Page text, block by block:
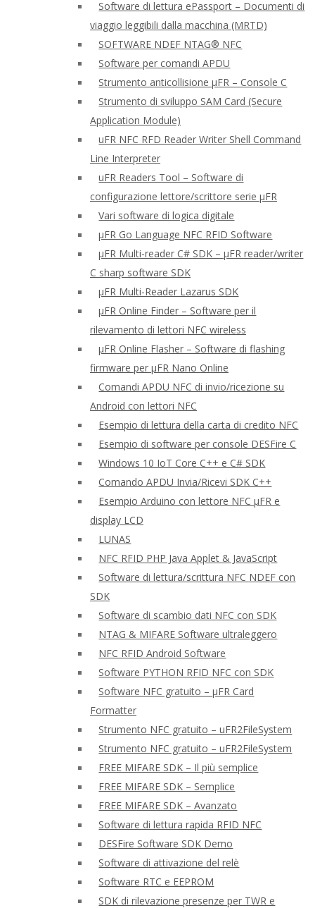
Software di lettura ePassport – Documenti di
viaggio leggibili dalla macchina (MRTD)
SOFTWARE NDEF NTAG® NFC
Software per comandi APDU
Strumento anticollisione μFR – Console C
Strumento di sviluppo SAM Card (Secure
Application Module)
uFR NFC RFD Reader Writer Shell Command
Line Interpreter
uFR Readers Tool – Software di
configurazione lettore/scrittore serie μFR
Vari software di logica digitale
μFR Go Language NFC RFID Software
μFR Multi-reader C# SDK – μFR reader/writer
C sharp software SDK
μFR Multi-Reader Lazarus SDK
μFR Online Finder – Software per il
rilevamento di lettori NFC wireless
μFR Online Flasher – Software di flashing
firmware per μFR Nano Online
Comandi APDU NFC di invio/ricezione su
Android con lettori NFC
Esempio di lettura della carta di credito NFC
Esempio di software per console DESFire C
Windows 10 IoT Core C++ e C# SDK
Comando APDU Invia/Ricevi SDK C++
Esempio Arduino con lettore NFC μFR e
display LCD
LUNAS
NFC RFID PHP Java Applet & JavaScript
Software di lettura/scrittura NFC NDEF con
SDK
Software di scambio dati NFC con SDK
NTAG & MIFARE Software ultraleggero
NFC RFID Android Software
Software PYTHON RFID NFC con SDK
Software NFC gratuito – μFR Card
Formatter
Strumento NFC gratuito – uFR2FileSystem
Strumento NFC gratuito – uFR2FileSystem
FREE MIFARE SDK – Il più semplice
FREE MIFARE SDK – Semplice
FREE MIFARE SDK – Avanzato
Software di lettura rapida RFID NFC
DESFire Software SDK Demo
Software di attivazione del relè
Software RTC e EEPROM
SDK di rilevazione presenze per TWR e